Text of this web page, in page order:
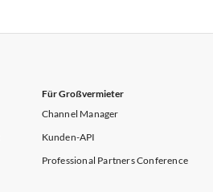
Für Großvermieter
Channel Manager
Kunden-API
Professional Partners Conference